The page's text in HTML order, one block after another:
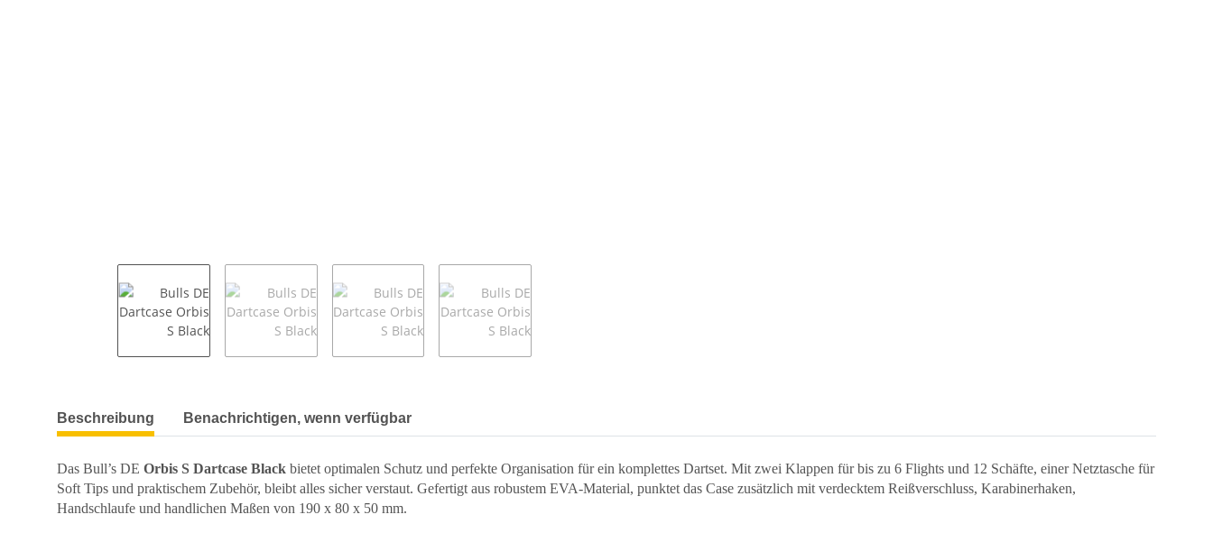
weitere Registerkarten anzeigen
Beschreibung Benachrichtigen, wenn verfügbar
Das Bull’s DE Orbis S Dartcase Black bietet optimalen Schutz und perfekte Organisation für ein komplettes Dartset. Mit zwei Klappen für bis zu 6 Flights und 12 Schäfte, einer Netztasche für
Soft Tips und praktischem Zubehör, bleibt alles sicher verstaut. Gefertigt aus robustem EVA-Material, punktet das Case zusätzlich mit verdecktem Reißverschluss, Karabinerhaken,
Handschlaufe und handlichen Maßen von 190 x 80 x 50 mm.